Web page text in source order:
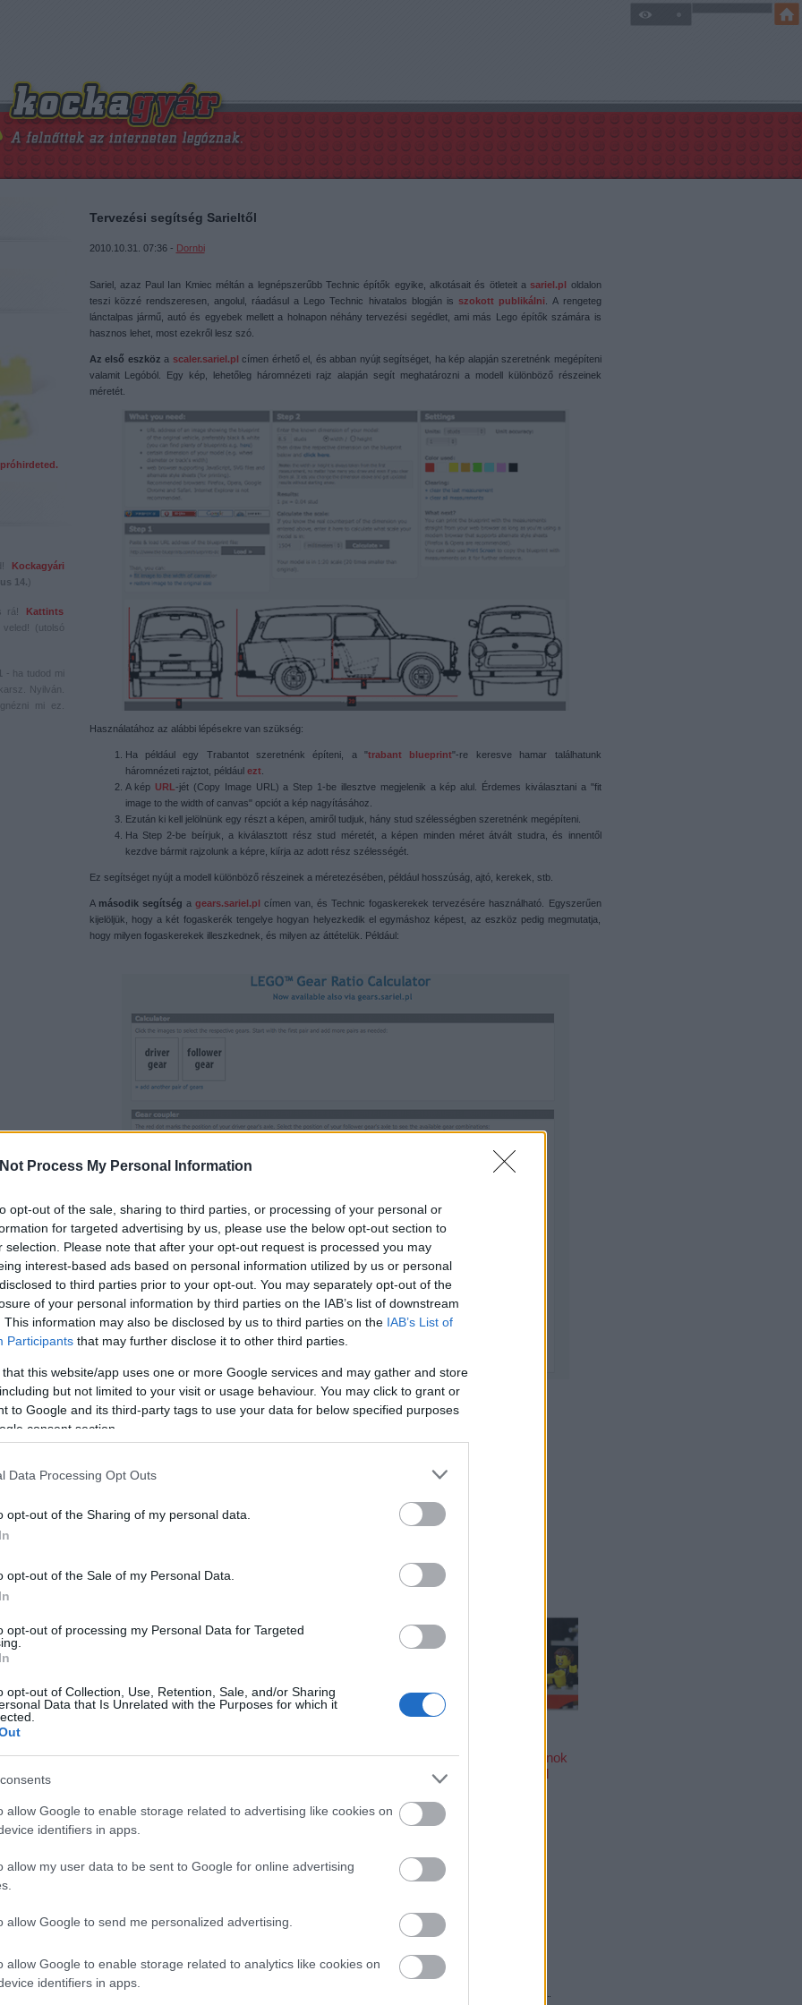
Process My Personal Information
opt-out of the sale, sharing to third parties, or processing of your personal or
for targeted advertising by us, please use the below opt-out section to
selection. Please note that after your opt-out request is processed you may
interest-based ads based on personal information utilized by us or personal
to third parties prior to your opt-out. You may separately opt-out of the
of your personal information by third parties on the IAB’s list of downstream
This information may also be disclosed by us to third parties on the IAB’s List of
Participants that may further disclose it to other third parties.
that this website/app uses one or more Google services and may gather and store
but not limited to your visit or usage behaviour. You may click to grant or
to Google and its third-party tags to use your data for below specified purposes
consent section.
Data Processing Opt Outs
opt-out of the Sharing of my personal data.
opt-out of the Sale of my Personal Data.
opt-out of processing my Personal Data for Targeted
opt-out of Collection, Use, Retention, Sale, and/or Sharing
Data that Is Unrelated with the Purposes for which it
allow Google to enable storage related to advertising like cookies on
identifiers in apps.
allow my user data to be sent to Google for online advertising
allow Google to send me personalized advertising.
allow Google to enable storage related to analytics like cookies on
identifiers in apps.
Kockagyári
14.)
rá!
Kattints
(utolsó
- ha tudod mi
Nyilván.
mi ez.
nem tudod
kattints!
árak
a piaci
most ilyen
inkább
Tervezési segítség Sarieltől
2010.10.31. 07:36 - Dornbi
Sariel, azaz Paul Ian Kmiec méltán a legnépszerűbb Technic építők egyike, alkotásait és ötleteit a sariel.pl oldalon
teszi közzé rendszeresen, angolul, ráadásul a Lego Technic hivatalos blogján is szokott publikálni
. A rengeteg
lánctalpas jármű, autó és egyebek mellett a holnapon néhány tervezési segédlet, ami más Lego építők számára is
hasznos lehet, most ezekről lesz szó.
Az első eszköz a scaler.sariel.pl címen érhető el, és abban nyújt segítséget, ha kép alapján szeretnénk megépíteni
valamit Legóból. Egy kép, lehetőleg háromnézeti rajz alapján segít meghatározni a modell különböző részeinek
méretét.
Használatához az alábbi lépésekre van szükség:
Ha például egy Trabantot szeretnénk építeni, a "trabant blueprint"-re keresve hamar találhatunk
háromnézeti rajztot, például ezt.
A kép URL-jét (Copy Image URL) a Step 1-be illesztve megjelenik a kép alul. Érdemes kiválasztani a "fit
image to the width of canvas" opciót a kép nagyításához.
Ezután ki kell jelölnünk egy részt a képen, amiről tudjuk, hány stud szélességben szeretnénk megépíteni.
Ha Step 2-be beírjuk, a kiválasztott rész stud méretét, a képen minden méret átvált studra, és innentől
kezdve bármit rajzolunk a képre, kiírja az adott rész szélességét.
Ez segítséget nyújt a modell különböző részeinek a méretezésében, például hosszúság, ajtó, kerekek, stb.
A második segítség a gears.sariel.pl címen van, és Technic fogaskerekek tervezésére használható. Egyszerűen
kijelöljük, hogy a két fogaskerék tengelye hogyan helyezkedik el egymáshoz képest, az eszköz pedig megmutatja,
hogy milyen fogaskerekek illeszkednek, és milyen az áttételük. Például:
Jó építkezést!
3komment
Treatment
arcképcsarnok
(6.): börtönlakók
arcképcsarnok
(4.): tévéből
Olvasó játszik:
4404 Land
A bejegyzés trackback címe: